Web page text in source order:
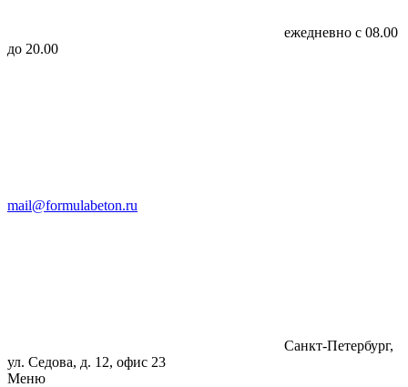
ежедневно с 08.00
до 20.00
mail@formulabeton.ru
Санкт-Петербург,
ул. Седова, д. 12, офис 23
Меню